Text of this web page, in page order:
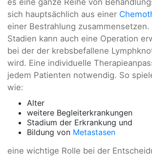
es eine ganze Reihe von
sich hauptsächlich aus einer
einer Bestrahlung
Stadien kann auch eine Operation
bei der der krebsbefallene
wird. Eine individuelle
jedem Patienten notwendig. So
wie:
Alter
weitere Begleiterkrankungen
Stadium der Erkrankung und
Bildung von Metastasen
eine wichtige Rolle bei der